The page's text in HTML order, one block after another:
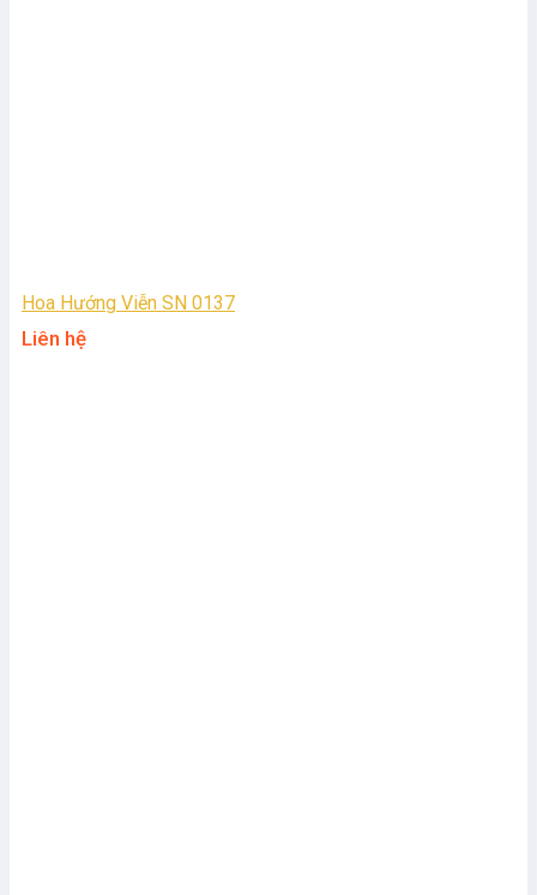
Hoa Hướng Viễn SN 0137
Liên hệ